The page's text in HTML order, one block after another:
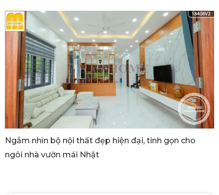
Ngắm nhìn bộ nội thất đẹp hiện đại, tinh gọn cho
ngôi nhà vườn mái Nhật